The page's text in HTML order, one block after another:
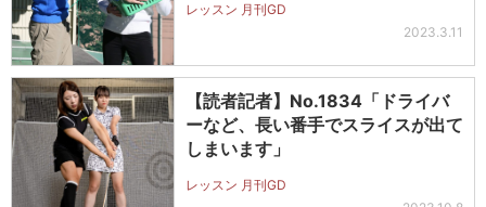
レッスン 月刊GD
2023.3.11
【読者記者】No.1834「ドライバ
ーなど、長い番手でスライスが出て
しまいます」
レッスン 月刊GD